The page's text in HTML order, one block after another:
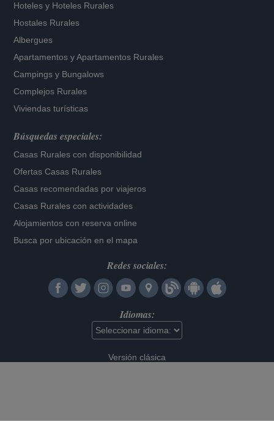
Hoteles y Hoteles Rurales
Hostales Rurales
Albergues
Apartamentos yApartamentos Rurales
Campings y Bungalows
Complejos Rurales
Viviendas turísticas
Búsquedas especiales:
Casas Rurales con disponibilidad
Ofertas Casas Rurales
Casas recomendadas por viajeros
Casas Rurales con actividades
Alojamientos con reserva online
Busca por ubicación en el mapa
Redes sociales:
Idiomas:
Versión clásica